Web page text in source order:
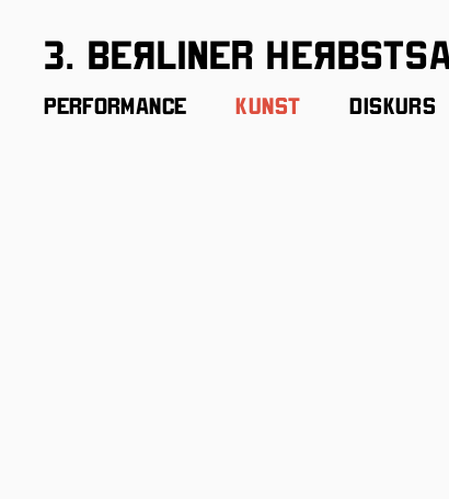
3. BeЯliner
Performance Kunst Diskurs